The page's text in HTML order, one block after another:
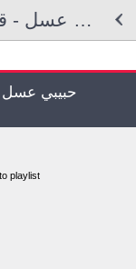
حبيبي عسل - قربك بيحيي مشاعر دافية جوايا
حبيبي عسل
playlist